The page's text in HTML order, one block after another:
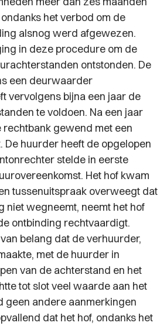
het verbod om de
alsnog werd afgewezen.
in deze procedure om de
ontstonden. De
een deurwaarder
vervolgens bijna een jaar de
te voldoen. Na een jaar
gewend met een
huurder heeft de opgelopen
stelde in eerste
Het hof kwam
tussenuitspraak overweegt dat
wegneemt, neemt het hof
ontbinding rechtvaardigt.
belang dat de verhuurder,
met de huurder in
van de achterstand en het
tot slot veel waarde aan het
geen andere aanmerkingen
dat het hof, ondanks het